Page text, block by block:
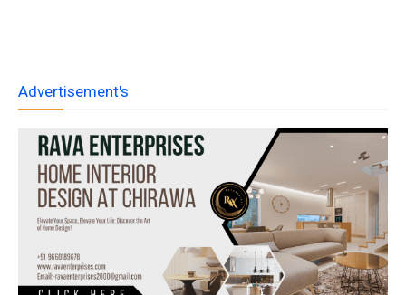
Advertisement's